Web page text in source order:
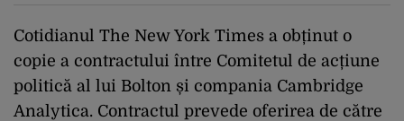
Cotidianul The New York Times a obținut o
copie a contractului între Comitetul de acțiune
politică al lui Bolton și compania Cambridge
Analytica. Contractul prevede oferirea de către